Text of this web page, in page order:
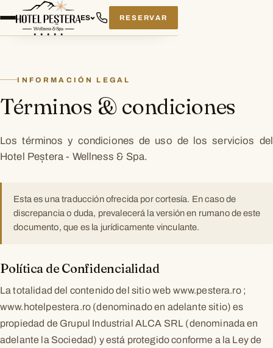
ES RESERVAR
INFORMACIÓN LEGAL
Términos & condiciones
Los términos y condiciones de uso de los servicios del
Hotel Peștera - Wellness & Spa.
Esta es una traducción ofrecida por cortesía. En caso de
discrepancia o duda, prevalecerá la versión en rumano de este
documento, que es la jurídicamente vinculante.
Política de Confidencialidad
La totalidad del contenido del sitio web www.pestera.ro ;
www.hotelpestera.ro (denominado en adelante sitio) es
propiedad de Grupul Industrial ALCA SRL (denominada en
adelante la Sociedad) y está protegido conforme a la Ley de